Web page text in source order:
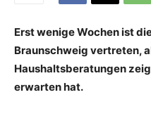
Erst wenige Wochen ist
Braunschweig vertreten,
Haushaltsberatungen
erwarten hat.